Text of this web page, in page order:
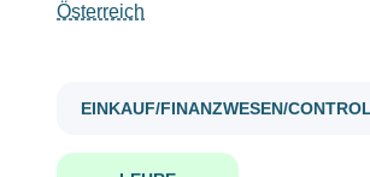
Österreich
EINKAUF/FINANZWESEN/